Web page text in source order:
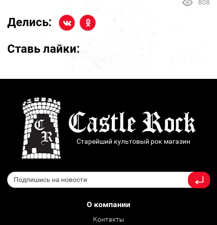
808
Делись:
Ставь лайки:
Старейший культовый рок магазин
О компании
Контакты